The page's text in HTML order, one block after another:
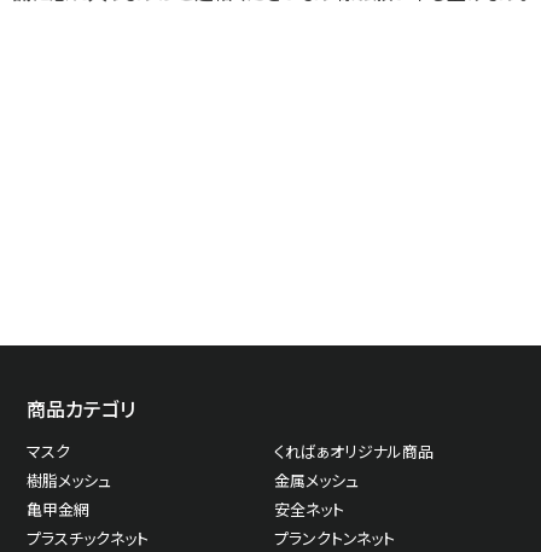
商品カテゴリ
マスク
くればぁオリジナル商品
樹脂メッシュ
金属メッシュ
亀甲金網
安全ネット
プラスチックネット
プランクトンネット